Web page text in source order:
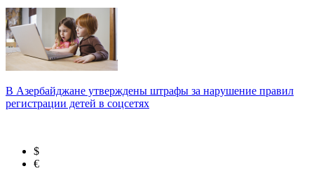
В Азербайджане утверждены штрафы за нарушение правил
регистрации детей в соцсетях
$
€